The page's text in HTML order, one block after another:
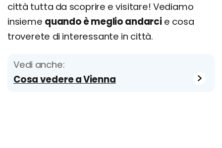
città tutta da scoprire e visitare! Vediamo
insieme quando è meglio andarcie cosa
troverete di interessante in città.
Vedi anche:
Cosa vedere a Vienna